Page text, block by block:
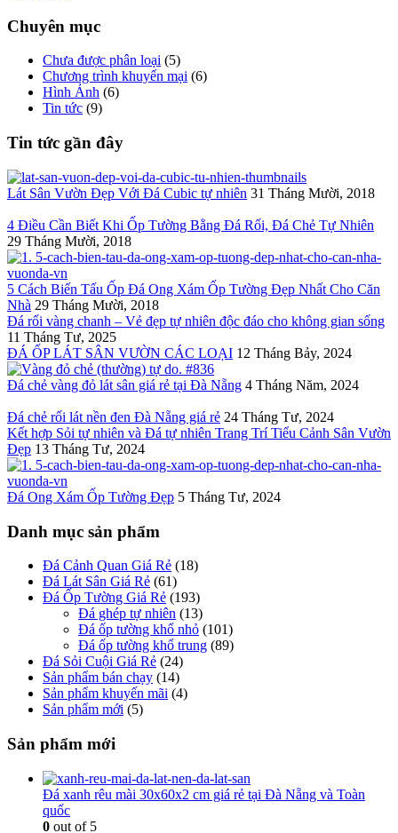
Chuyên mục
Chưa được phân loại (5)
Chương trình khuyến mại (6)
Hình Ảnh (6)
Tin tức (9)
Tin tức gần đây
Lát Sân Vườn Đẹp Với Đá Cubic tự nhiên 31 Tháng Mười, 2018
4 Điều Cần Biết Khi Ốp Tường Bằng Đá Rối, Đá Chẻ Tự Nhiên
29 Tháng Mười, 2018
5 Cách Biến Tấu Ốp Đá Ong Xám Ốp Tường Đẹp Nhất Cho Căn
Nhà 29 Tháng Mười, 2018
Đá rối vàng chanh – Vẻ đẹp tự nhiên độc đáo cho không gian sống
11 Tháng Tư, 2025
ĐÁ ỐP LÁT SÂN VƯỜN CÁC LOẠI 12 Tháng Bảy, 2024
Đá chẻ vàng đỏ lát sân giá rẻ tại Đà Nẵng 4 Tháng Năm, 2024
Đá chẻ rối lát nền đen Đà Nẵng giá rẻ 24 Tháng Tư, 2024
Kết hợp Sỏi tự nhiên và Đá tự nhiên Trang Trí Tiểu Cảnh Sân Vườn
Đẹp 13 Tháng Tư, 2024
Đá Ong Xám Ốp Tường Đẹp 5 Tháng Tư, 2024
Danh mục sản phẩm
Đá Cảnh Quan Giá Rẻ (18)
Đá Lát Sân Giá Rẻ (61)
Đá Ốp Tường Giá Rẻ (193)
Đá ghép tự nhiên (13)
Đá ốp tường khổ nhỏ (101)
Đá ốp tường khổ trung (89)
Đá Sỏi Cuội Giá Rẻ (24)
Sản phẩm bán chạy (14)
Sản phẩm khuyến mãi (4)
Sản phẩm mới (5)
Sản phẩm mới
Đá xanh rêu mài 30x60x2 cm giá rẻ tại Đà Nẵng và Toàn
quốc
0 out of 5